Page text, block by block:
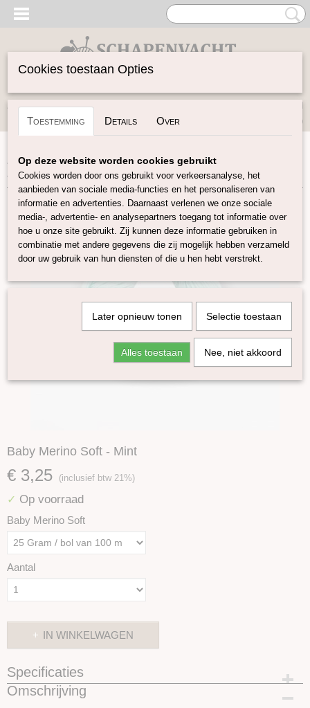
Inloggen Registreren
(0)
Home>Garen>Merken>Pro Lana>Baby Merino Soft
Baby Merino Soft - Mint
Baby Merino Soft - Mint
€ 3,25 (inclusief btw 21%)
✓ Op voorraad
Baby Merino Soft
Aantal
IN WINKELWAGEN
Specificaties
Productcode
Omschrijving
Cookies toestaan Opties
Toestemming Details Over
Op deze website worden cookies gebruikt
Cookies worden door ons gebruikt voor verkeersanalyse, het
aanbieden van sociale media-functies en het personaliseren van
informatie en advertenties. Daarnaast verlenen we onze sociale
media-, advertentie- en analysepartners toegang tot informatie over
hoe u onze site gebruikt. Zij kunnen deze informatie gebruiken in
combinatie met andere gegevens die zij mogelijk hebben verzameld
door uw gebruik van hun diensten of die u hen hebt verstrekt.
Later opnieuw tonen Selectie toestaan
Alles toestaan Nee, niet akkoord